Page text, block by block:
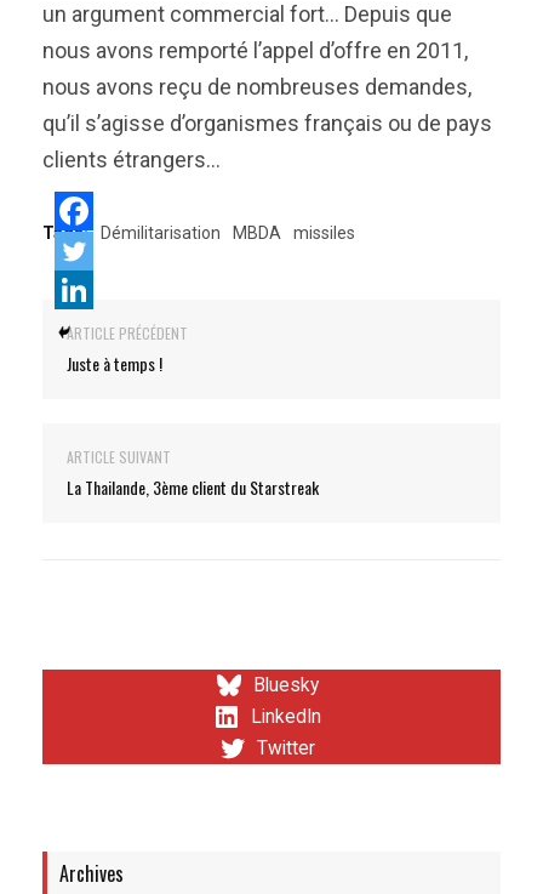
un argument commercial fort… Depuis que
nous avons remporté l’appel d’offre en 2011,
nous avons reçu de nombreuses demandes,
qu’il s’agisse d’organismes français ou de pays
clients étrangers…
Tags: Démilitarisation MBDA missiles
ARTICLE PRÉCÉDENT
Juste à temps !
ARTICLE SUIVANT
La Thailande, 3ème client du Starstreak
Bluesky
LinkedIn
Twitter
Archives